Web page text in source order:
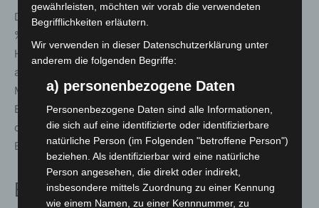
Die Besucher kamen größtenteils aus der Industrie (72
%); weitere wichtige Bereiche waren Handel, das
Handwerk und Dienstleistungen. Wichtigste Sektoren,
aus denen die Besucher kamen, waren der
Maschinenbau, Stahl- und Leichtmetallbau, Eisen-,
Blech- und Blechprodukte, die Automobilindustrie sowie
deren Zulieferer, Eisen- und Stahlerzeugung und die
Elektrotechnik.
EuroBLECH 2022 Presentation
gewährleisten, möchten wir vorab die verwendeten
Begrifflichkeiten erläutern.
Wir verwenden in dieser Datenschutzerklärung unter
anderem die folgenden Begriffe:
a) personenbezogene Daten
Personenbezogene Daten sind alle Informationen,
die sich auf eine identifizierte oder identifizierbare
natürliche Person (im Folgenden "betroffene Person")
beziehen. Als identifizierbar wird eine natürliche
Person angesehen, die direkt oder indirekt,
insbesondere mittels Zuordnung zu einer Kennung
wie einem Namen, zu einer Kennnummer, zu